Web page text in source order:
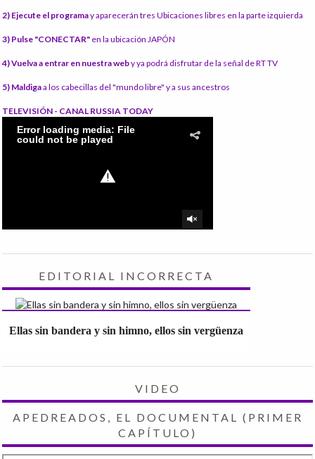
2) Ejecute el programay aparecerán tres Ubicaciones libres en la parte izquierda
3) Pulse "CONECTAR" en la ubicación JAPÓN
4) Vuelva a entrar en nuestra weby ya podrá disfrutar de la señal de RT TV
5) Maldigaa los cabecillas del "mundo libre" y a sus ancestros
TELEVISIÓN - CANAL RUSSIA TODAY
EDITORIAL INCORRECTA
Ellas sin bandera y sin himno, ellos sin vergüenza
VIDEO
APEDREADOS, EL DOCUMENTAL (PRIMER
CAPÍTULO)